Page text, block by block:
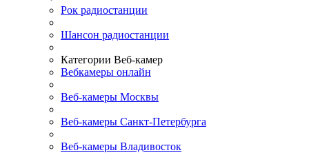
Рок радиостанции
Шансон радиостанции
Категории Веб-камер
Вебкамеры онлайн
Веб-камеры Москвы
Веб-камеры Санкт-Петербурга
Веб-камеры Владивосток